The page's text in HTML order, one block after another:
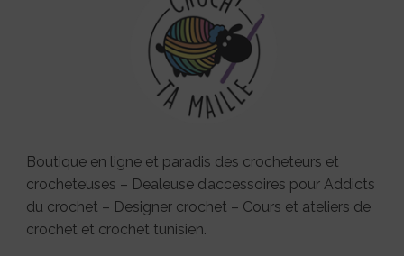
Boutique en ligne et paradis des crocheteurs et
crocheteuses – Dealeuse d’accessoires pour Addicts
du crochet – Designer crochet – Cours et ateliers de
crochet et crochet tunisien.